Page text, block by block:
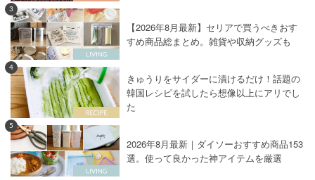
3
【2026年8月最新】セリアで買うべきおす
すめ商品総まとめ。雑貨や収納グッズも
4
きゅうりをサイダーに漬けるだけ！話題の
韓国レシピを試したら想像以上にアリでし
た
5
2026年8月最新｜ダイソーおすすめ商品153
選。使って良かった神アイテムを厳選